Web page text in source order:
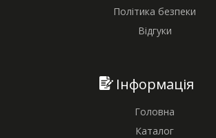
Політика безпеки
Відгуки
Інформація
Головна
Каталог